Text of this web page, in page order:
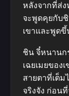
หลังจากที่ส่ง
จะพูดคุยกับ
เขาและพูด
ชิน จี๋หนานก
เฉยเมยของ
สายตาที่เต็ม
จริงจัง ก่อน